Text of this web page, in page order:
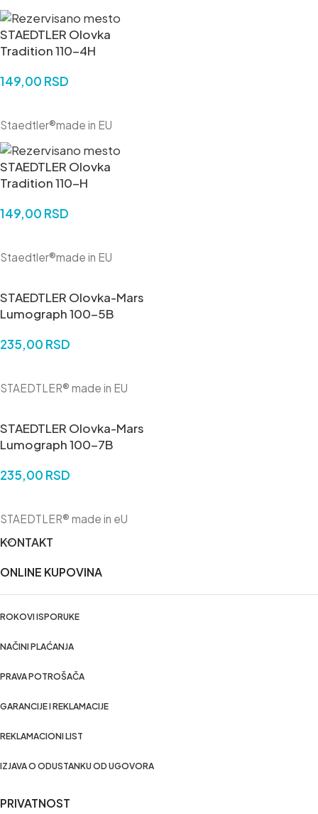
STAEDTLER Olovka
Tradition 110-4H
149,00 RSD
Staedtler®made in EU
STAEDTLER Olovka
Tradition 110-H
149,00 RSD
Staedtler®made in EU
STAEDTLER Olovka-Mars
Lumograph 100-5B
235,00 RSD
STAEDTLER® made in EU
STAEDTLER Olovka-Mars
Lumograph 100-7B
235,00 RSD
STAEDTLER® made in eU
KONTAKT
ONLINE KUPOVINA
ROKOVI ISPORUKE
NAČINI PLAĆANJA
PRAVA POTROŠAČA
GARANCIJE I REKLAMACIJE
REKLAMACIONI LIST
IZJAVA O ODUSTANKU OD UGOVORA
PRIVATNOST